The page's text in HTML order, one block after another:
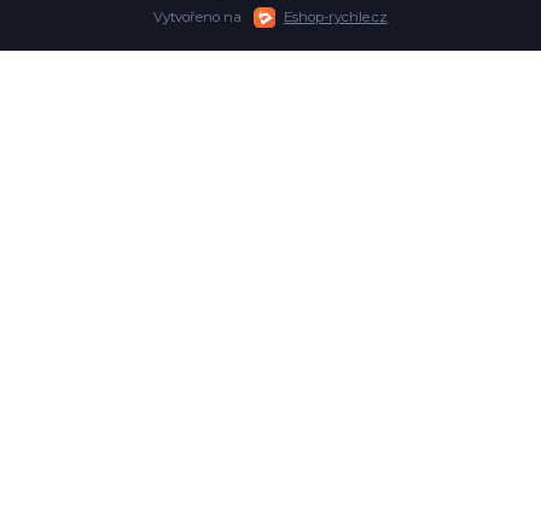
Vytvořeno na
Eshop-rychle.cz